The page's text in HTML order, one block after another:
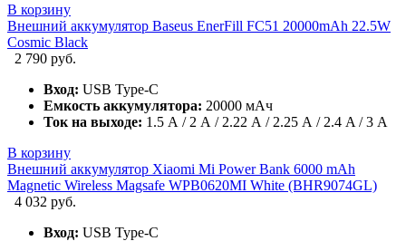
В корзину
Внешний аккумулятор Baseus EnerFill FC51 20000mAh 22.5W
Cosmic Black
2 790 руб.
Вход: USB Type-C
Емкость аккумулятора: 20000 мАч
Ток на выходе: 1.5 А / 2 А / 2.22 А / 2.25 А / 2.4 A / 3 А
В корзину
Внешний аккумулятор Xiaomi Mi Power Bank 6000 mAh
Magnetic Wireless Magsafe WPB0620MI White (BHR9074GL)
4 032 руб.
Вход: USB Type-C